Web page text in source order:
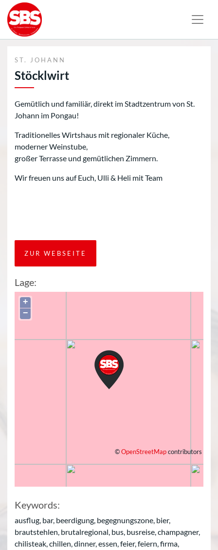
ST. JOHANN
Stöcklwirt
Gemütlich und familiär, direkt im Stadtzentrum von St.
Johann im Pongau!
Traditionelles Wirtshaus mit regionaler Küche,
moderner Weinstube,
großer Terrasse und gemütlichen Zimmern.
Wir freuen uns auf Euch, Ulli & Heli mit Team
ZUR WEBSEITE
Lage:
+
−
©OpenStreetMapcontributors
Keywords:
ausflug, bar, beerdigung, begegnungszone, bier,
brautstehlen, brutalregional, bus, busreise, champagner,
chilisteak, chillen, dinner, essen, feier, feiern, firma,